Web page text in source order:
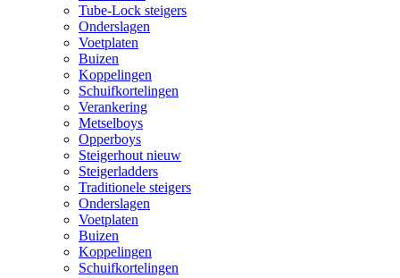
Tube-Lock steigers
Onderslagen
Voetplaten
Buizen
Koppelingen
Schuifkortelingen
Verankering
Metselboys
Opperboys
Steigerhout nieuw
Steigerladders
Traditionele steigers
Onderslagen
Voetplaten
Buizen
Koppelingen
Schuifkortelingen